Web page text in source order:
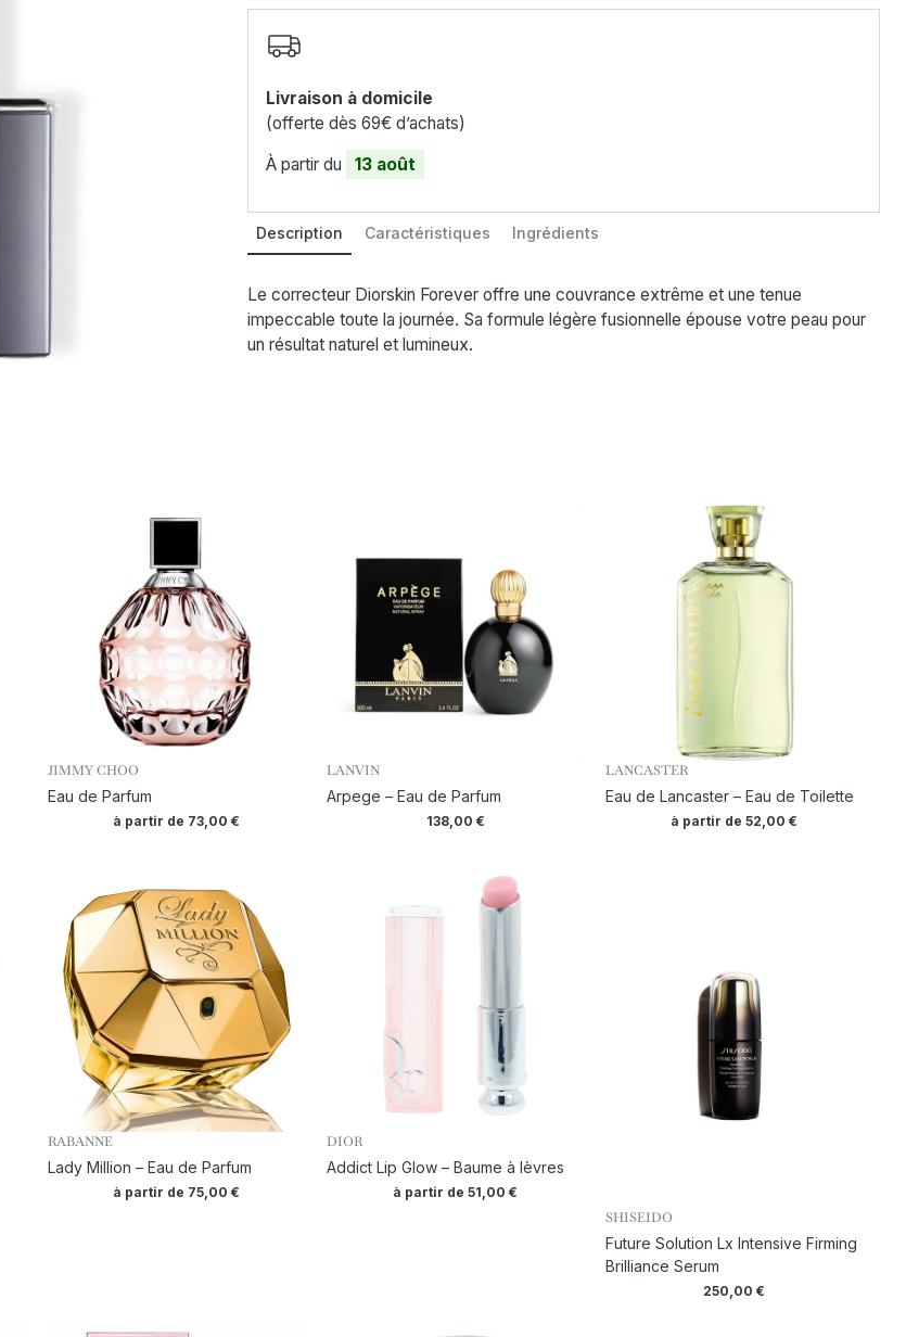
Livraison à domicile
(offerte dès 69€ d’achats)
À partir du 13 août
Description Caractéristiques Ingrédients
Le correcteur Diorskin Forever offre une couvrance extrême et une tenue
impeccable toute la journée. Sa formule légère fusionnelle épouse votre peau pour
un résultat naturel et lumineux.
JIMMY CHOO
Eau de Parfum
à partir de 73,00€
LANVIN
Arpege – Eau de Parfum
138,00 €
LANCASTER
Eau de Lancaster – Eau de Toilette
à partir de 52,00 €
RABANNE
Lady Million – Eau de Parfum
à partir de 75,00€
DIOR
Addict Lip Glow – Baume à lèvres
à partir de51,00€
SHISEIDO
Future Solution Lx Intensive Firming
Brilliance Serum
250,00 €